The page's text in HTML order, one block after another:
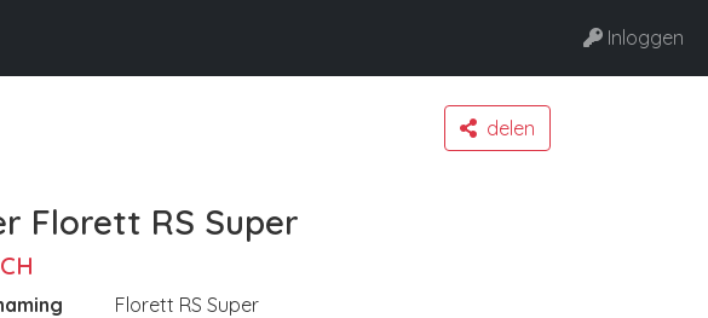
Inloggen
delen
Florett RS Super
Florett RS Super